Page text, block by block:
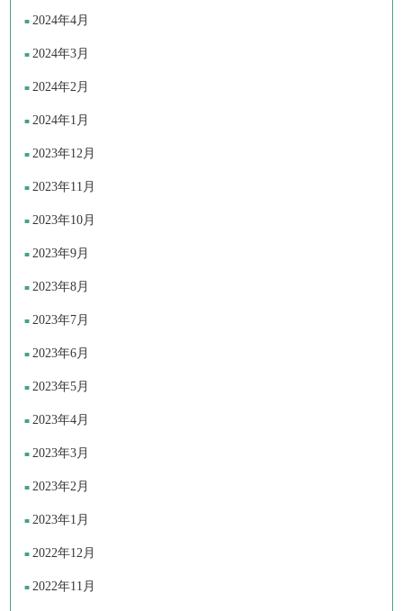
2024年4月
2024年3月
2024年2月
2024年1月
2023年12月
2023年11月
2023年10月
2023年9月
2023年8月
2023年7月
2023年6月
2023年5月
2023年4月
2023年3月
2023年2月
2023年1月
2022年12月
2022年11月